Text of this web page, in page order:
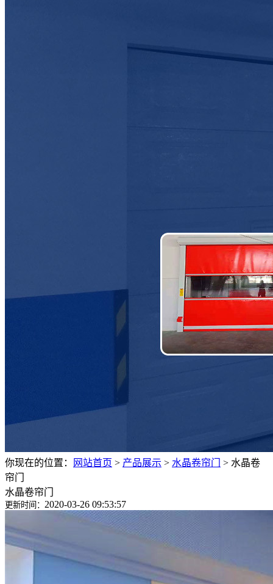
你现在的位置： 网站首页 > 产品展示 > 水晶卷帘门 > 水晶卷
帘门
水晶卷帘门
更新时间： 2020-03-26 09:53:57